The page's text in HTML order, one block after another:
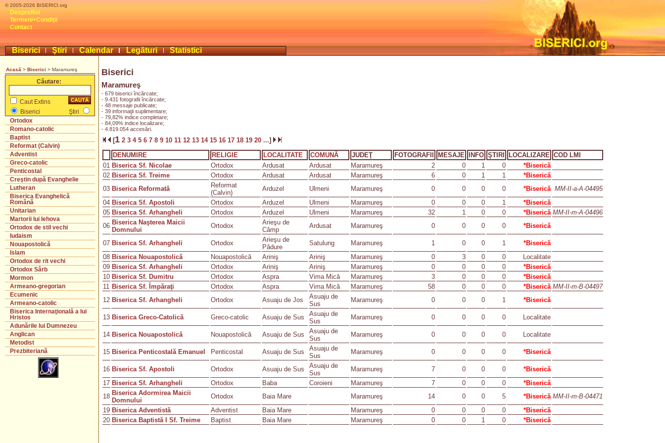
© 2005-2026 BISERICI.org
DespreNoi
Termeni+Condiţii
Contact
Biserici Ştiri Calendar Legături Statistici
Acasă > Biserici > Maramureş
Căutare:
Caut Extins
Biserici
Ştiri
Ortodox
Romano-catolic
Baptist
Reformat (Calvin)
Adventist
Greco-catolic
Penticostal
Creştin după Evanghelie
Lutheran
Biserica Evanghelică
Română
Unitarian
Martorii lui Iehova
Ortodox de stil vechi
Iudaism
Nouapostolică
Islam
Ortodox de rit vechi
Ortodox Sârb
Mormon
Armeano-gregorian
Ecumenic
Armeano-catolic
Biserica Internaţională a lui
Hristos
Adunările lui Dumnezeu
Anglican
Metodist
Prezbiteriană
Biserici
Maramureş
- 679 biserici încărcate;
- 9.431 fotografii încărcate;
- 48 messaje publicate;
- 39 informaţii suplimentare;
- 79,82% indice completare;
- 84,09% indice localizare;
- 4.819.054 accesări.
[1 2 3 4 5 6 7 8 9 10 11 12 13 14 15 16 17 18 19 20 ...]
DENUMIRE
RELIGIE LOCALITATE COMUNĂ JUDEŢ FOTOGRAFII MESAJE INFO ŞTIRI LOCALIZARE COD LMI
01 Biserica Sf. Nicolae Ortodox Ardusat Ardusat Maramureş 2 0 1 0
*Biserică
02 Biserica Sf. Treime Ortodox Ardusat Ardusat Maramureş 6 0 1 1
*Biserică
03 Biserica Reformată
Reformat
(Calvin)
Arduzel Ulmeni Maramureş 0 0 0 0 *Biserică MM-II-a-A-04495
04 Biserica Sf. Apostoli Ortodox Arduzel Ulmeni Maramureş 0 0 0 1
*Biserică
05 Biserica Sf. Arhangheli Ortodox Arduzel Ulmeni Maramureş 32 1 0 0 *Biserică MM-II-m-A-04496
06 Biserica Naşterea Maicii
Domnului
Ortodox
Arieşu de
Câmp
Ardusat Maramureş 0 0 0 0 *Biserică
07 Biserica Sf. Arhangheli Ortodox
Arieşu de
Pădure
Satulung Maramureş 1 0 0 1
*Biserică
08 Biserica Nouapostolică Nouapostolică Ariniş Ariniş Maramureş 0 3 0 0
Localitate
09 Biserica Sf. Arhangheli Ortodox Ariniş Ariniş Maramureş 0 0 0 0
*Biserică
10 Biserica Sf. Dumitru Ortodox Aspra Vima Mică Maramureş 3 0 0 0
*Biserică
11 Biserica Sf. Împăraţi Ortodox Aspra Vima Mică Maramureş 58 0 0 0 *Biserică MM-II-m-B-04497
12 Biserica Sf. Arhangheli Ortodox Asuaju de Jos
Asuaju de
Sus
Maramureş 0 0 0 1 *Biserică
13 Biserica Greco-Catolică Greco-catolic Asuaju de Sus
Asuaju de
Sus
Maramureş 0 0 0 0 Localitate
14 Biserica Nouapostolică Nouapostolică Asuaju de Sus
Asuaju de
Sus
Maramureş 0 0 0 0 Localitate
15 Biserica Penticostală Emanuel Penticostal Asuaju de Sus
Asuaju de
Sus
Maramureş 0 0 0 0 *Biserică
16 Biserica Sf. Apostoli Ortodox Asuaju de Sus
Asuaju de
Sus
Maramureş 7 0 0 0
*Biserică
17 Biserica Sf. Arhangheli Ortodox Baba Coroieni Maramureş 7 0 0 0
*Biserică
18 Biserica Adormirea Maicii
Domnului
Ortodox Baia Mare Maramureş 14 0 0 5 *Biserică MM-II-m-B-04471
19 Biserica Adventistă Adventist Baia Mare Maramureş 0 0 0 0
*Biserică
20 Biserica Baptistă I Sf. Treime Baptist Baia Mare Maramureş 0 0 1 0 *Biserică